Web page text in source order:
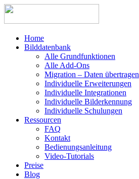
Home
Bilddatenbank
Alle Grundfunktionen
Alle Add-Ons
Migration – Daten übertragen
Individuelle Erweiterungen
Individuelle Integrationen
Individuelle Bilderkennung
Individuelle Schulungen
Ressourcen
FAQ
Kontakt
Bedienungsanleitung
Video-Tutorials
Preise
Blog